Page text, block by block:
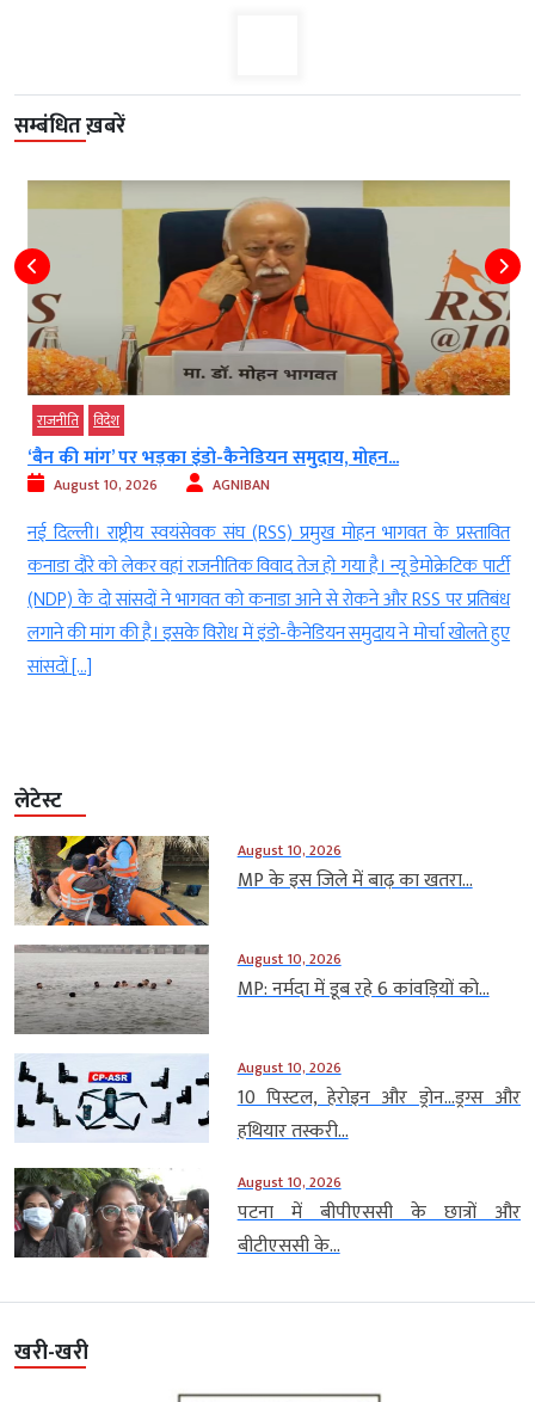
सम्बंधित ख़बरें
राजनीति विदेश
‘बैन की मांग’ पर भड़का इंडो-कैनेडियन समुदाय, मोहन...
August 10, 2026 AGNIBAN
नई दिल्ली। राष्ट्रीय स्वयंसेवक संघ (RSS) प्रमुख मोहन भागवत के प्रस्तावित
कनाडा दौरे को लेकर वहां राजनीतिक विवाद तेज हो गया है। न्यू डेमोक्रेटिक पार्टी
(NDP) के दो सांसदों ने भागवत को कनाडा आने से रोकने और RSS पर प्रतिबंध
लगाने की मांग की है। इसके विरोध में इंडो-कैनेडियन समुदाय ने मोर्चा खोलते हुए
सांसदों […]
लेटेस्ट
August 10, 2026
MP के इस जिले में बाढ़ का खतरा...
August 10, 2026
MP: नर्मदा में डूब रहे 6 कांवड़ियों को...
August 10, 2026
10 पिस्टल, हेरोइन और ड्रोन…ड्रग्स और
हथियार तस्करी...
August 10, 2026
पटना में बीपीएससी के छात्रों और
बीटीएससी के...
खरी-खरी